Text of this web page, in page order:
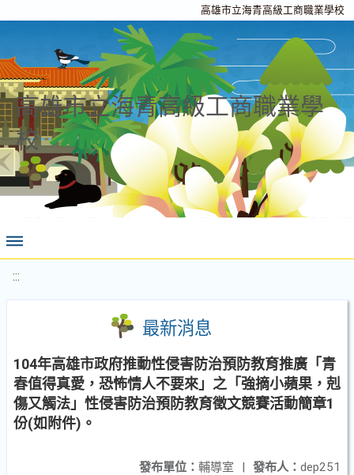
高雄市立海青高級工商職業學校
高雄市立海青高級工商職業學
校
:::
最新消息
104年高雄市政府推動性侵害防治預防教育推廣「青
春值得真愛，恐怖情人不要來」之「強摘小蘋果，剋
傷又觸法」性侵害防治預防教育徵文競賽活動簡章1
份(如附件)。
發布人： dep251
發布單位： 輔導室 |